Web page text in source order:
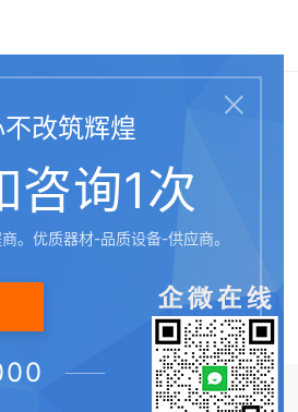
改筑辉煌
咨询1次
。优质器材-品质设备-供应商。